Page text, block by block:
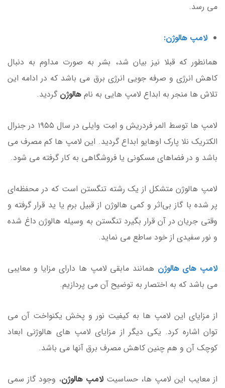
می رسد.
لامپ هالوژن:
همانطور که قبلا نیز بیان شد، بشر به صورت مداوم به دنبال
کاهش انرژی و صرفه جویی انرژی برق می باشد که در ادامه این
تلاش ها منجر به ابداع لامپ هایی به نام هالوژن گردید.
لامپ ها توسط المر فردریش و امِت وایلی در سال ۱۹۵۵ در جنرال
الکتریک نلا پارک اوهایو ابداع گردید. این لامپ ها کم مصرف می
باشد و در فضاهای مسکونی یا فروشگاهی به کار گرفته می شود.
لامپ هالوژن متشکل از یک رشته تنگستن است که در محفظه‌ای
پر شده با گاز بی‌اثر و کمی هالوژن از قبیل برم یا ید قرار گرفته و
وقتی جریان در آن قرار بگیرد تنگستن به وسیله هالوژن داغ شده
و نور سفیدی از خود ساطع می نماید.
لامپ های هالوژن همانند مابقی لامپ ها دارای مزایا و معایبی
می باشد که به اختصار به توضیح آن می پردازیم.
از مزایای این لامپ ها به کیفیت نور و پخش یکنواخت آن می
توان اشاره کرد. یکی دیگر از مزایای لامپ های هالوژنی ابعاد
کوچک آن و هم چنین کاهش مصرف برق آنها می باشد.
از معایب این لامپ ها، حساسیت لامپ هالوژن‌، وجود گاز سمی